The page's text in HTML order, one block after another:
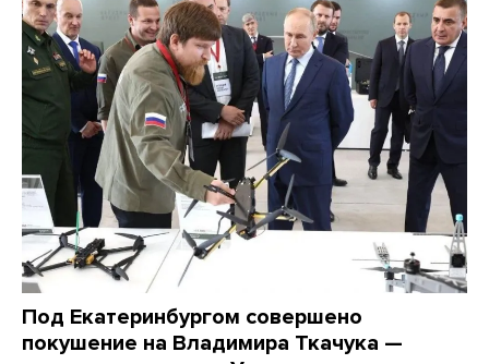
Под Екатеринбургом совершено
покушение на Владимира Ткачука —